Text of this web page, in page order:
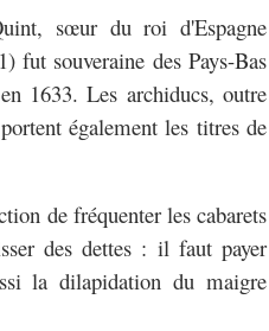
sœur du roi d'Espagne
fut souveraine des Pays-Bas
1633. Les archiducs, outre
également les titres de
de fréquenter les cabarets
des dettes : il faut payer
la dilapidation du maigre